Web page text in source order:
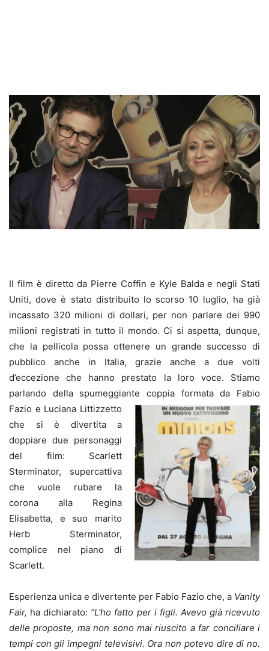
Il film è diretto da Pierre Coffin e Kyle Balda e negli Stati
Uniti, dove è stato distribuito lo scorso 10 luglio, ha già
incassato 320 milioni di dollari, per non parlare dei 990
milioni registrati in tutto il mondo. Ci si aspetta, dunque,
che la pellicola possa ottenere un grande successo di
pubblico anche in Italia, grazie anche a due volti
d’eccezione che hanno prestato la loro voce. Stiamo
parlando della spumeggiante coppia formata da Fabio
Fazio e Luciana Littizzetto
che si è divertita a
doppiare due personaggi
del film: Scarlett
Sterminator, supercattiva
che vuole rubare la
corona alla Regina
Elisabetta, e suo marito
Herb Sterminator,
complice nel piano di
Scarlett.
Esperienza unica e divertente per Fabio Fazio che, a Vanity
Fair, ha dichiarato: “L’ho fatto per i figli. Avevo già ricevuto
delle proposte, ma non sono mai riuscito a far conciliare i
tempi con gli impegni televisivi. Ora non potevo dire di no.